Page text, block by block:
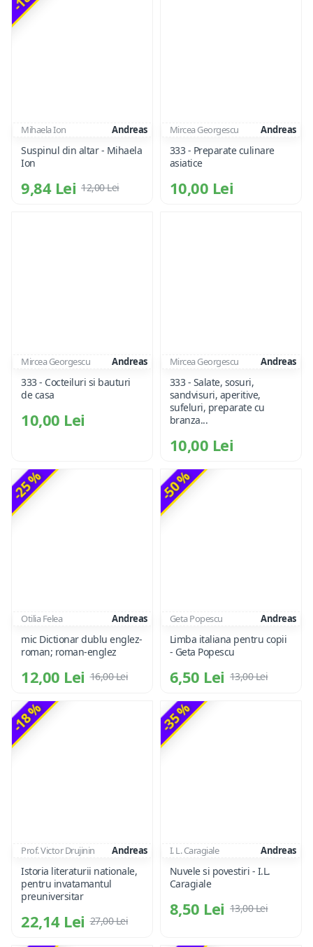
Mihaela Ion Andreas
Suspinul din altar - Mihaela
Ion
9,84 Lei 12,00 Lei
Mircea Georgescu Andreas
333 - Preparate culinare
asiatice
10,00 Lei
Mircea Georgescu Andreas
333 - Cocteiluri si bauturi
de casa
10,00 Lei
Mircea Georgescu Andreas
333 - Salate, sosuri,
sandvisuri, aperitive,
sufeluri, preparate cu
branza...
10,00 Lei
-25 %
Otilia Felea Andreas
mic Dictionar dublu englez-
roman; roman-englez
12,00 Lei 16,00 Lei
-50 %
Geta Popescu Andreas
Limba italiana pentru copii
- Geta Popescu
6,50 Lei 13,00 Lei
-18 %
Prof. Victor Drujinin Andreas
Istoria literaturii nationale,
pentru invatamantul
preuniversitar
22,14 Lei 27,00 Lei
-35 %
I. L. Caragiale Andreas
Nuvele si povestiri - I.L.
Caragiale
8,50 Lei 13,00 Lei